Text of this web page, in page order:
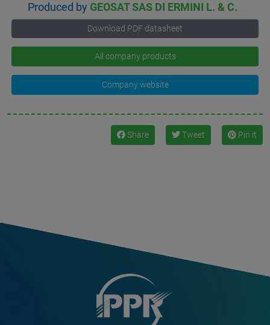
Produced by GEOSAT SAS DI ERMINI L. & C.
Download PDF datasheet
All company products
Company website
Share Tweet Pin it